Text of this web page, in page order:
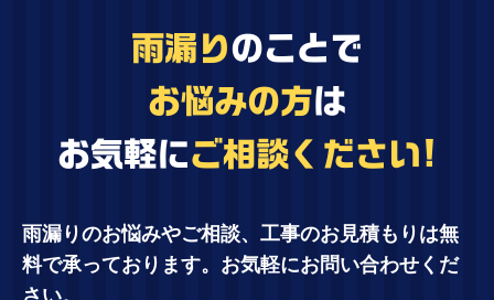
雨漏りのことで
お悩みの方は
お気軽にご相談ください!
雨漏りのお悩みやご相談、工事のお見積もりは無
料で承っております。お気軽にお問い合わせくだ
さい。